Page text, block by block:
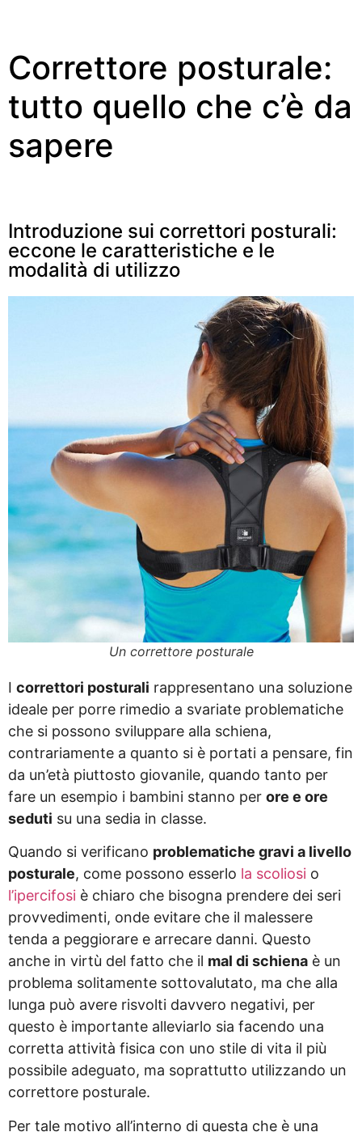
Correttore posturale:
tutto quello che c’è da
sapere
Introduzione sui correttori posturali:
eccone le caratteristiche e le
modalità di utilizzo
Un correttore posturale
I correttori posturali rappresentano una soluzione
ideale per porre rimedio a svariate problematiche
che si possono sviluppare alla schiena,
contrariamente a quanto si è portati a pensare, fin
da un’età piuttosto giovanile, quando tanto per
fare un esempio i bambini stanno per ore e ore
seduti su una sedia in classe.
Quando si verificano problematiche gravi a livello
posturale, come possono esserlo la scoliosi o
l’ipercifosi è chiaro che bisogna prendere dei seri
provvedimenti, onde evitare che il malessere
tenda a peggiorare e arrecare danni. Questo
anche in virtù del fatto che il mal di schiena è un
problema solitamente sottovalutato, ma che alla
lunga può avere risvolti davvero negativi, per
questo è importante alleviarlo sia facendo una
corretta attività fisica con uno stile di vita il più
possibile adeguato, ma soprattutto utilizzando un
correttore posturale.
Per tale motivo all’interno di questa che è una